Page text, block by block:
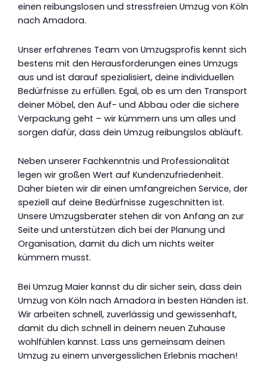
einen reibungslosen und stressfreien Umzug von Köln
nach Amadora.
Unser erfahrenes Team von Umzugsprofis kennt sich
bestens mit den Herausforderungen eines Umzugs
aus und ist darauf spezialisiert, deine individuellen
Bedürfnisse zu erfüllen. Egal, ob es um den Transport
deiner Möbel, den Auf- und Abbau oder die sichere
Verpackung geht – wir kümmern uns um alles und
sorgen dafür, dass dein Umzug reibungslos abläuft.
Neben unserer Fachkenntnis und Professionalität
legen wir großen Wert auf Kundenzufriedenheit.
Daher bieten wir dir einen umfangreichen Service, der
speziell auf deine Bedürfnisse zugeschnitten ist.
Unsere Umzugsberater stehen dir von Anfang an zur
Seite und unterstützen dich bei der Planung und
Organisation, damit du dich um nichts weiter
kümmern musst.
Bei Umzug Maier kannst du dir sicher sein, dass dein
Umzug von Köln nach Amadora in besten Händen ist.
Wir arbeiten schnell, zuverlässig und gewissenhaft,
damit du dich schnell in deinem neuen Zuhause
wohlfühlen kannst. Lass uns gemeinsam deinen
Umzug zu einem unvergesslichen Erlebnis machen!